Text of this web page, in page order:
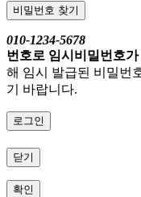
비밀번호 찾기
010-1234-5678
번호로 임시비밀번호
해 임시 발급된 비밀번
기 바랍니다.
로그인
닫기
확인